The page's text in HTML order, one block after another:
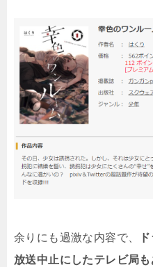
余りにも過激な内容で、
放送中止にしたテレビ局も